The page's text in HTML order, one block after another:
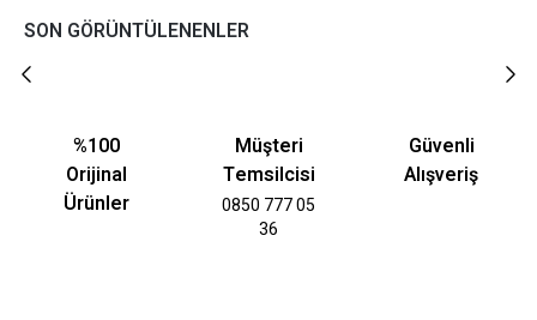
SON GÖRÜNTÜLENENLER
%100
Orijinal
Ürünler
Müşteri
Temsilcisi
0850 777 05
36
Güvenli
Alışveriş